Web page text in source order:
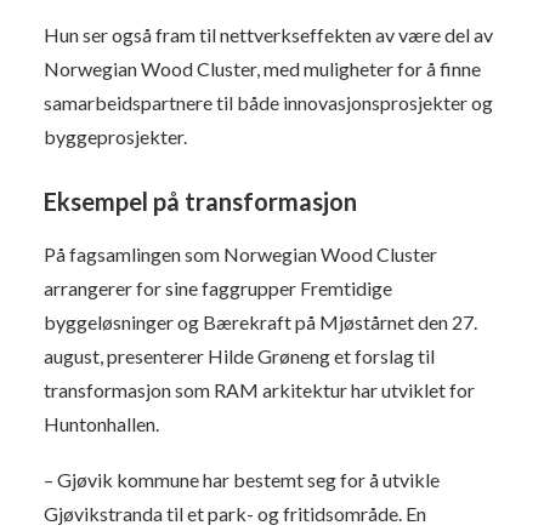
Hun ser også fram til nettverkseffekten av være del av
Norwegian Wood Cluster, med muligheter for å finne
samarbeidspartnere til både innovasjonsprosjekter og
byggeprosjekter.
Eksempel på transformasjon
På fagsamlingen som Norwegian Wood Cluster
arrangerer for sine faggrupper Fremtidige
byggeløsninger og Bærekraft på Mjøstårnet den 27.
august, presenterer Hilde Grøneng et forslag til
transformasjon som RAM arkitektur har utviklet for
Huntonhallen.
– Gjøvik kommune har bestemt seg for å utvikle
Gjøvikstranda til et park- og fritidsområde. En